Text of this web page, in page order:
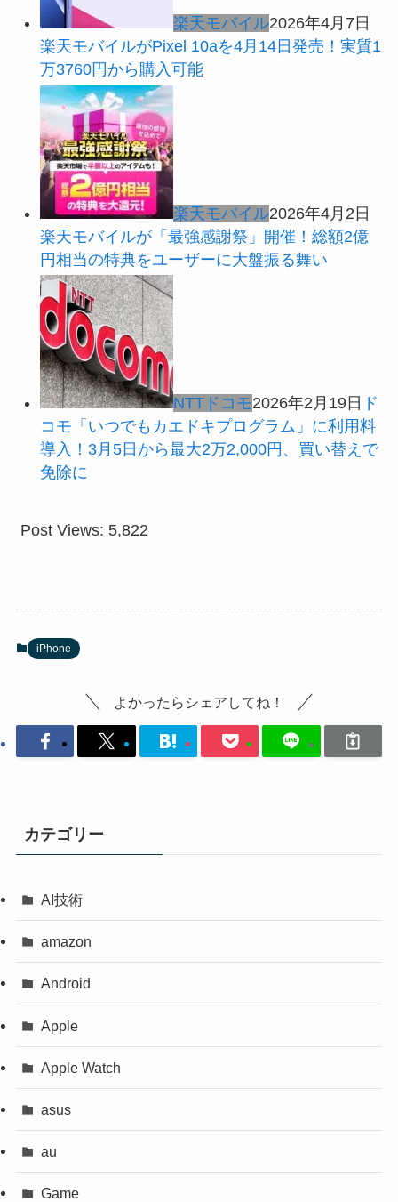
楽天モバイル2026年4月7日
楽天モバイルがPixel 10aを4月14日発売！実質1
万3760円から購入可能
楽天モバイル2026年4月2日
楽天モバイルが「最強感謝祭」開催！総額2億
円相当の特典をユーザーに大盤振る舞い
NTTドコモ2026年2月19日 ド
コモ「いつでもカエドキプログラム」に利用料
導入！3月5日から最大2万2,000円、買い替えで
免除に
Post Views: 5,822
iPhone
よかったらシェアしてね！
カテゴリー
AI技術
amazon
Android
Apple
Apple Watch
asus
au
Game